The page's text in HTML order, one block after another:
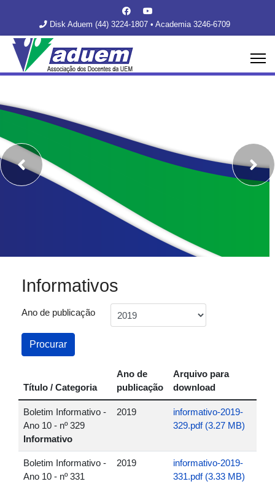
Disk Aduem (44) 3224-1807 • Academia 3246-6709
Informativos
Ano de publicação
Procurar
Título / Categoria
Ano de
publicação
Arquivo para
download
Boletim Informativo -
Ano 10 - nº 329
Informativo
2019
informativo-2019-
329.pdf (3.27 MB)
Boletim Informativo -
Ano 10 - nº 331
2019
informativo-2019-
331.pdf (3.33 MB)